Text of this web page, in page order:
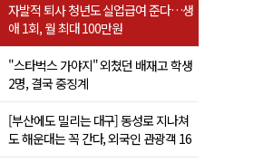
자발적 퇴사 청년도 실업급여 준다…생
애 1회, 월 최대 100만원
"스타벅스 가야지" 외쳤던 배재고 학생
2명, 결국 중징계
[부산에도 밀리는 대구] 동성로 지나쳐
도 해운대는 꼭 간다, 외국인 관광객 16